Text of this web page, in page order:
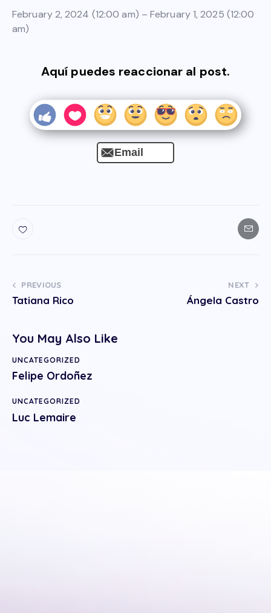
February 2, 2024 (12:00 am) – February 1, 2025 (12:00
am)
Aquí puedes reaccionar al post.
Email
PREVIOUS
Tatiana Rico
NEXT
Ángela Castro
You May Also Like
UNCATEGORIZED
Felipe Ordoñez
UNCATEGORIZED
Luc Lemaire